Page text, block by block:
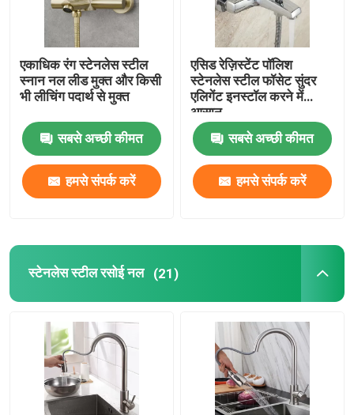
हमारे बारे में
कारखाना भ्रमण
संपर्क करें
स्टेनलेस स्टील स्नान नल
स्टेनलेस स्टील रसोई नल
एकाधिक रंग स्टेनलेस स्टील
स्नान नल लीड मुक्त और किसी
भी लीचिंग पदार्थ से मुक्त
सबसे अच्छी कीमत
हमसे संपर्क करें
एसिड रेज़िस्टेंट पॉलिश
स्टेनलेस स्टील फॉसेट सुंदर
एलिगेंट इनस्टॉल करने में
आसान
सबसे अच्छी कीमत
हमसे संपर्क करें
स्टेनलेस स्टील रसोई नल (21)